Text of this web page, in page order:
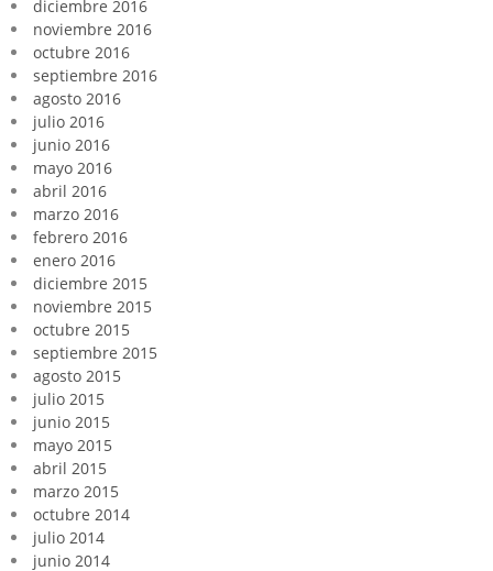
diciembre 2016
noviembre 2016
octubre 2016
septiembre 2016
agosto 2016
julio 2016
junio 2016
mayo 2016
abril 2016
marzo 2016
febrero 2016
enero 2016
diciembre 2015
noviembre 2015
octubre 2015
septiembre 2015
agosto 2015
julio 2015
junio 2015
mayo 2015
abril 2015
marzo 2015
octubre 2014
julio 2014
junio 2014